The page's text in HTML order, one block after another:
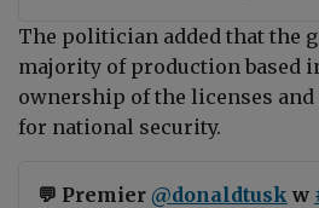
The politician added that the
majority of production based
ownership of the licenses
for national security.
💬 Premier @donaldtusk w